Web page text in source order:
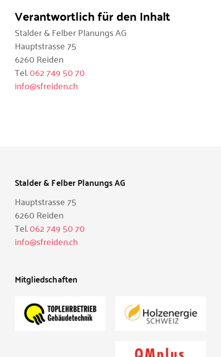
Verantwortlich für den Inhalt
Stalder & Felber Planungs AG
Hauptstrasse 75
6260 Reiden
Tel.062 749 50 70
info@sfreiden.ch
Stalder & Felber Planungs AG
Hauptstrasse 75
6260 Reiden
Tel.062 749 50 70
info@sfreiden.ch
Mitgliedschaften